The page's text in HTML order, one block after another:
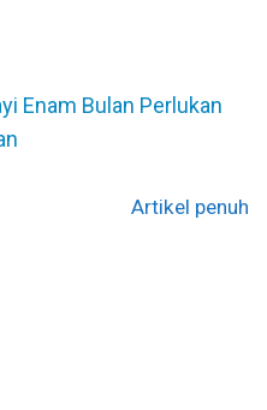
Enam Bulan Perlukan
Artikel penuh